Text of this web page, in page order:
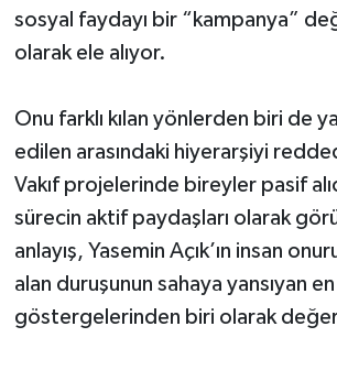
sosyal faydayı bir “kampanya”
olarak ele alıyor.
Onu farklı kılan yönlerden biri de
edilen arasındaki hiyerarşiyi
Vakıf projelerinde bireyler pasif
sürecin aktif paydaşları olarak
anlayış, Yasemin Açık’ın insan
alan duruşunun sahaya yansıyan
göstergelerinden biri olarak